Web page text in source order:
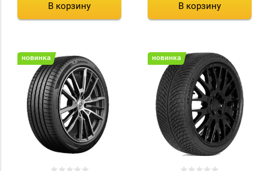
В корзину В корзину
новинка новинка